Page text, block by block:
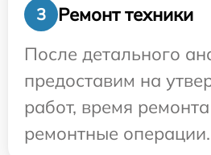
3
Ремонт техники
После детального
предоставим на
работ, время
ремонтные операции.